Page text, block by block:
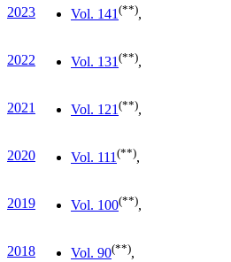
2023 Vol. 141 (**),
2022 Vol. 131 (**),
2021 Vol. 121 (**),
2020 Vol. 111 (**),
2019 Vol. 100(**),
2018 Vol. 90(**),